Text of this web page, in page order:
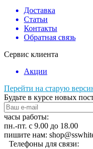
Доставка
Статьи
Контакты
Обратная связь
Сервис клиента
Акции
Перейти на старую
Будьте в курсе новых
часы работы:
пн.-пт. с 9.00 до 18.00
пишите нам:
Телефоны для связи: